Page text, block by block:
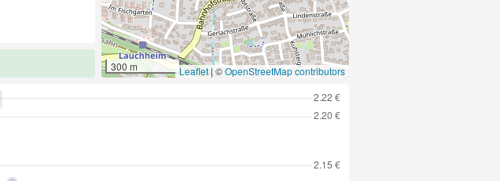
300 m Leaflet |©OpenStreetMap contributors